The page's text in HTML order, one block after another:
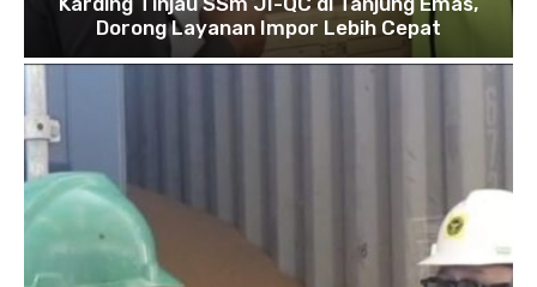
Dorong Layanan Impor Lebih Cepat